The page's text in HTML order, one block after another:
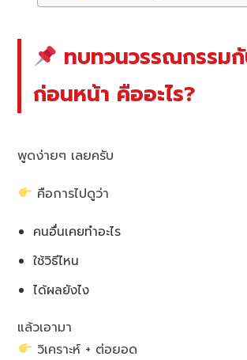
ทบทวนวรรณกรรม
ก่อนหน้า คืออะไร?
พูดง่ายๆ เลยครับ
คือการไปดูว่า
คนอื่นเคยทำอะไร
ใช้วิธีไหน
ได้ผลยังไง
แล้วเอามา
วิเคราะห์ + ต่อยอด